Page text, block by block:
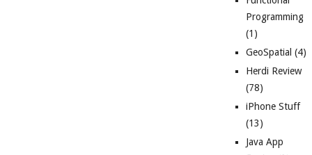
Programming
(1)
GeoSpatial (4)
Herdi Review
(78)
iPhone Stuff
(13)
Java App